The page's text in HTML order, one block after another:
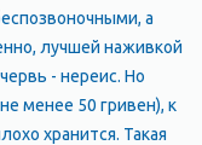
а
лучшей наживкой
- нереис. Но
менее 50 гривен), к
хранится. Такая